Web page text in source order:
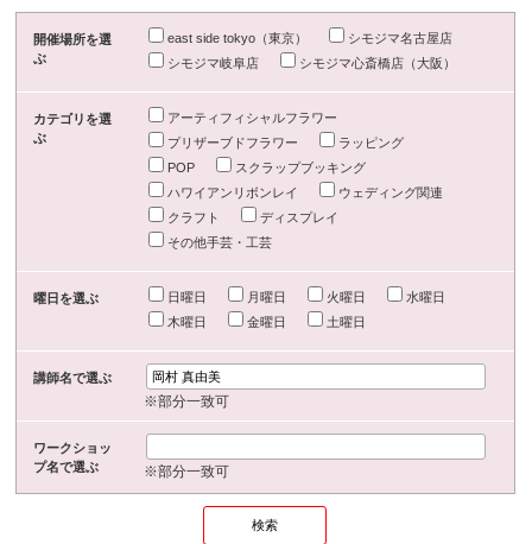
開催場所を選
ぶ
east side tokyo（東京）
シモジマ名古屋店
シモジマ岐阜店
シモジマ心斎橋店（大阪）
カテゴリを選
ぶ
アーティフィシャルフラワー
プリザーブドフラワー
ラッピング
POP
スクラップブッキング
ハワイアンリボンレイ
ウェディング関連
クラフト
ディスプレイ
その他手芸・工芸
曜日を選ぶ 日曜日 月曜日 火曜日
水曜日
木曜日
金曜日 土曜日
講師名で選ぶ
※部分一致可
ワークショッ
プ名で選ぶ
※部分一致可